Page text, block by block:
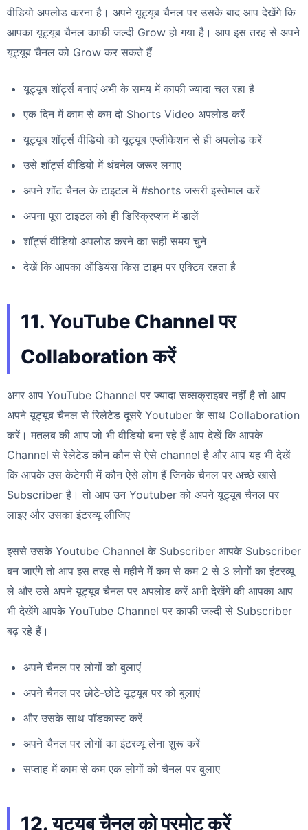
वीडियो अपलोड करना है। अपने यूट्यूब चैनल पर उसके बाद आप देखेंगे कि
आपका यूट्यूब चैनल काफी जल्दी Grow हो गया है। आप इस तरह से अपने
यूट्यूब चैनल को Grow कर सकते हैं
यूट्यूब शॉर्ट्स बनाएं अभी के समय में काफी ज्यादा चल रहा है
एक दिन में काम से कम दो Shorts Video अपलोड करें
यूट्यूब शॉर्ट्स वीडियो को यूट्यूब एप्लीकेशन से ही अपलोड करें
उसे शॉर्ट्स वीडियो में थंबनेल जरूर लगाए
अपने शॉट चैनल के टाइटल में #shorts जरूरी इस्तेमाल करें
अपना पूरा टाइटल को ही डिस्क्रिप्शन में डालें
शॉर्ट्स वीडियो अपलोड करने का सही समय चुने
देखें कि आपका ऑडियंस किस टाइम पर एक्टिव रहता है
11. YouTube Channel पर
Collaboration करें
अगर आप YouTube Channel पर ज्यादा सब्सक्राइबर नहीं है तो आप
अपने यूट्यूब चैनल से रिलेटेड दूसरे Youtuber के साथ Collaboration
करें। मतलब की आप जो भी वीडियो बना रहे हैं आप देखें कि आपके
Channel से रेलेटेड कौन कौन से ऐसे channel है और आप यह भी देखें
कि आपके उस केटेगरी में कौन ऐसे लोग हैं जिनके चैनल पर अच्छे खासे
Subscriber है। तो आप उन Youtuber को अपने यूट्यूब चैनल पर
लाइए और उसका इंटरव्यू लीजिए
इससे उसके Youtube Channel के Subscriber आपके Subscriber
बन जाएंगे तो आप इस तरह से महीने में कम से कम 2 से 3 लोगों का इंटरव्यू
ले और उसे अपने यूट्यूब चैनल पर अपलोड करें अभी देखेंगे की आपका आप
भी देखेंगे आपके YouTube Channel पर काफी जल्दी से Subscriber
बढ़ रहे हैं।
अपने चैनल पर लोगों को बुलाएं
अपने चैनल पर छोटे-छोटे यूट्यूब पर को बुलाएं
और उसके साथ पॉडकास्ट करें
अपने चैनल पर लोगों का इंटरव्यू लेना शुरू करें
सप्ताह में काम से कम एक लोगों को चैनल पर बुलाए
12. यूट्यूब चैनल को प्रमोट करें